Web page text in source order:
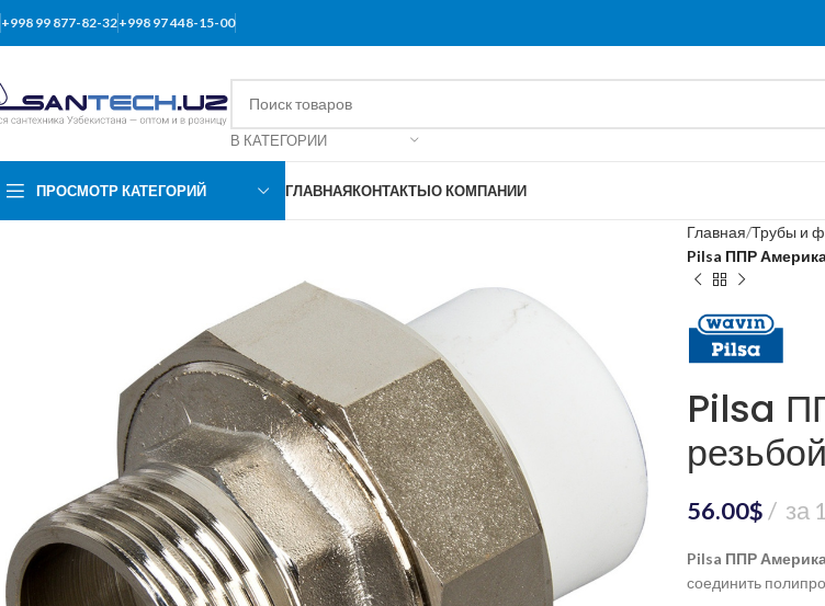
+998 99 877-82-32+998 97 448-15-00
В КАТЕГОРИИ
ПРОСМОТР КАТЕГОРИЙ ГЛАВНАЯКОНТАКТЫО КОМПАНИИ
Главная Трубы и
Pilsa ППР
Pilsa
56.00$ за
Pilsa ППР
соединить